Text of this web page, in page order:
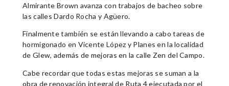
Almirante Brown avanza con trabajos de bacheo sobre
las calles Dardo Rocha y Agüero.
Finalmente también se están llevando a cabo tareas de
hormigonado en Vicente López y Planes en la localidad
de Glew, además de mejoras en la calle Zen del Campo.
Cabe recordar que todas estas mejoras se suman a la
obra de renovación integral de Ruta 4 ejecutada por el